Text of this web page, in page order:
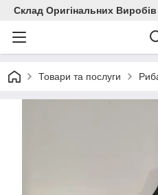
Склад Оригінальних
Товари та послуги